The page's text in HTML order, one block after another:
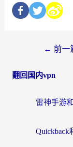
← 前一
翻回国内vpn